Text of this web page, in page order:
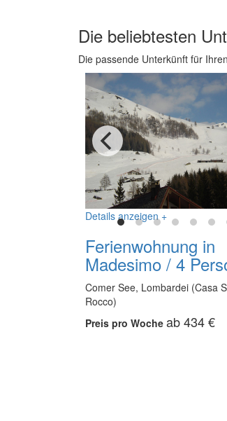
Die beliebtesten
Die passende Unterkünft für
Details anzeigen +
Ferienwohnung in
Madesimo / 4
Comer See, Lombardei (Casa
Rocco)
Preis pro Woche ab 434 €